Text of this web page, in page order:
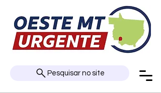
Pesquisar no site